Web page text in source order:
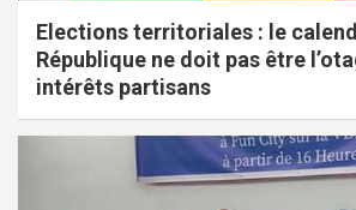
Elections territoriales : le
République ne doit pas être
intérêts partisans